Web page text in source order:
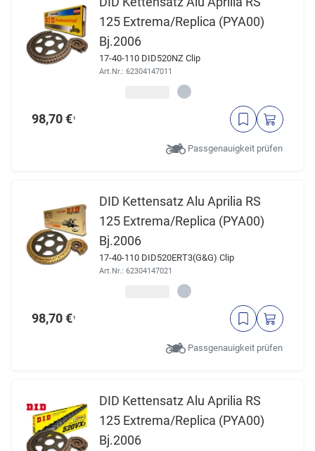
125 Extrema/Replica (PYA00)
Bj.2006
17-40-110 DID520NZ Clip
Art.Nr.: 62304147011
98,70 €¹
Passgenauigkeit prüfen
DID Kettensatz Alu Aprilia RS
125 Extrema/Replica (PYA00)
Bj.2006
17-40-110 DID520ERT3(G&G) Clip
Art.Nr.: 62304147021
98,70 €¹
Passgenauigkeit prüfen
DID Kettensatz Alu Aprilia RS
125 Extrema/Replica (PYA00)
Bj.2006